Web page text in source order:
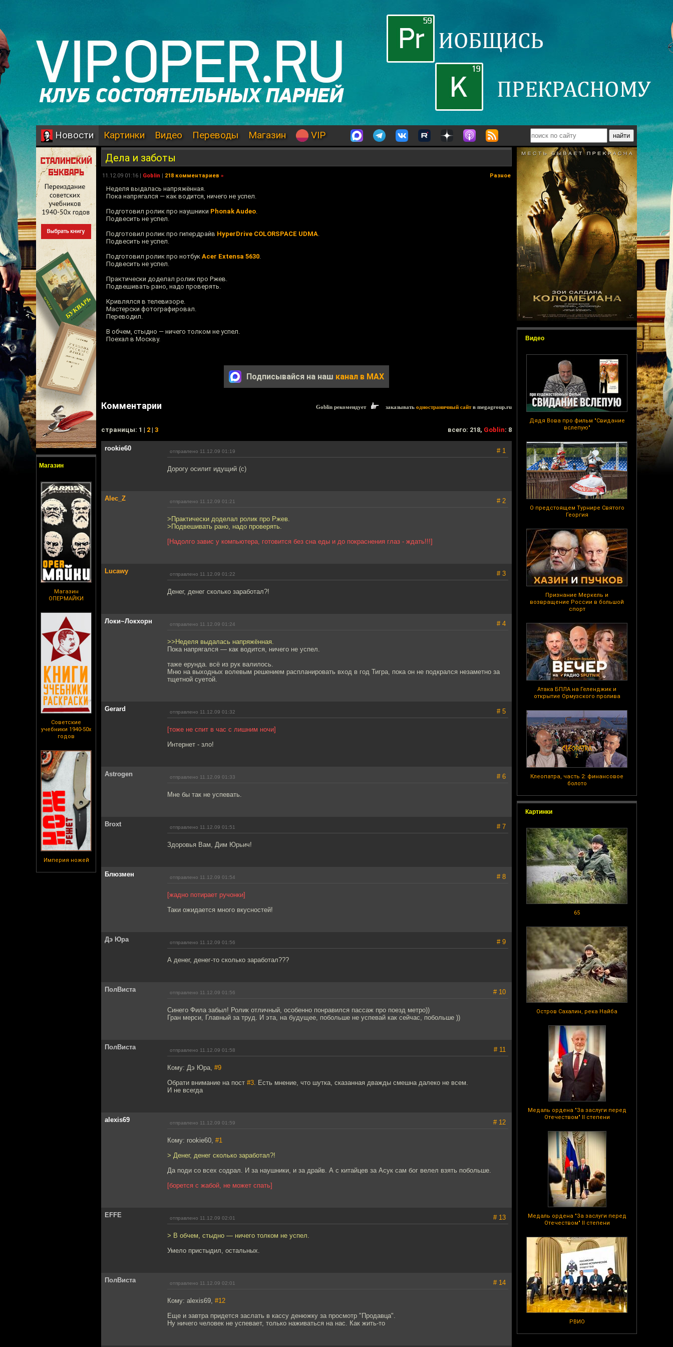
Новости Картинки Видео Переводы Магазин VIP
Магазин
Магазин
ОПЕРМАЙКИ
Советские
учебники 1940-50х
годов
Империя ножей
Видео
Дядя Вова про фильм "Свидание
вслепую"
О предстоящем Турнире Святого
Георгия
Признание Меркель и
возвращение России в большой
спорт
Атака БПЛА на Геленджик и
открытие Ормузского пролива
Клеопатра, часть 2: финансовое
болото
Картинки
65
Остров Сахалин, река Найба
Медаль ордена "За заслуги перед
Отечеством" II степени
Медаль ордена "За заслуги перед
Отечеством" II степени
РВИО
Дела и заботы
11.12.09 01:16 | Goblin | 218 комментариев » Разное
Неделя выдалась напряжённая.
Пока напрягался — как водится, ничего не успел.
Подготовил ролик про наушники Phonak Audeo.
Подвесить не успел.
Подготовил ролик про гипердрайв HyperDrive COLORSPACE UDMA.
Подвесить не успел.
Подготовил ролик про нотбук Acer Extensa 5630.
Подвесить не успел.
Практически доделал ролик про Ржев.
Подвешивать рано, надо проверять.
Кривлялся в телевизоре.
Мастерски фотографировал.
Переводил.
В обчем, стыдно — ничего толком не успел.
Поехал в Москву.
Подписывайся на наш канал в MAX
Комментарии Goblin рекомендует заказывать одностраничный сайтв megagroup.ru
cтраницы: 1 | 2 | 3 всего: 218, Goblin: 8
rookie60 отправлено 11.12.09 01:19 # 1
Дорогу осилит идущий (с)
Alec_Z отправлено 11.12.09 01:21 # 2
>Практически доделал ролик про Ржев.
>Подвешивать рано, надо проверять.
[Надолго завис у компьютера, готовится без сна еды и до покраснения глаз - ждать!!!]
Lucawy отправлено 11.12.09 01:22 # 3
Денег, денег сколько заработал?!
Локи~Локхорн отправлено 11.12.09 01:24 # 4
>>Неделя выдалась напряжённая.
Пока напрягался — как водится, ничего не успел.
таже ерунда. всё из рук валилось.
Мню на выходных волевым решением распланировать вход в год Тигра, пока он не подкрался незаметно за
тщетной суетой.
Gerard отправлено 11.12.09 01:32 # 5
[тоже не спит в час с лишним ночи]
Интернет - зло!
Astrogen отправлено 11.12.09 01:33 # 6
Мне бы так не успевать.
Broxt отправлено 11.12.09 01:51 # 7
Здоровья Вам, Дим Юрьич!
Блюзмен отправлено 11.12.09 01:54 # 8
[жадно потирает ручонки]
Таки ожидается много вкусностей!
Дэ Юра отправлено 11.12.09 01:56 # 9
А денег, денег-то сколько заработал???
ПолВиста отправлено 11.12.09 01:56 # 10
Синего Фила забыл! Ролик отличный, особенно понравился пассаж про поезд метро))
Гран мерси, Главный за труд. И эта, на будущее, побольше не успевай как сейчас, побольше ))
ПолВиста отправлено 11.12.09 01:58 # 11
Кому: Дэ Юра, #9
Обрати внимание на пост #3. Есть мнение, что шутка, сказанная дважды смешна далеко не всем.
И не всегда
alexis69 отправлено 11.12.09 01:59 # 12
Кому: rookie60, #1
> Денег, денег сколько заработал?!
Да поди со всех содрал. И за наушники, и за драйв. А с китайцев за Aсук сам бог велел взять побольше.
[борется с жабой, не может спать]
EFFE отправлено 11.12.09 02:01 # 13
> В обчем, стыдно — ничего толком не успел.
Умело пристыдил, остальных.
ПолВиста отправлено 11.12.09 02:01 # 14
Кому: alexis69, #12
Еще и завтра придется заслать в кассу денюжку за просмотр "Продавца".
Ну ничего человек не успевает, только наживаться на нас. Как жить-то